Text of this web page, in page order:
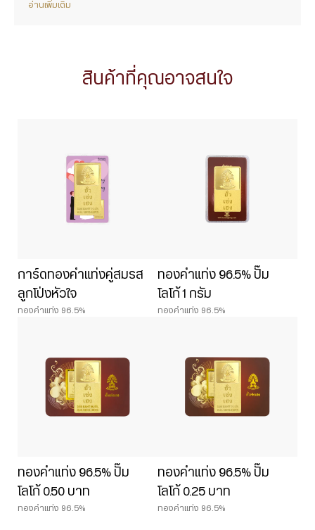
อ่านเพิ่มเติม
สินค้าที่คุณอาจสนใจ
การ์ดทองคำแท่งคู่สมรส
ลูกโป่งหัวใจ
ทองคำแท่ง 96.5%
ทองคำแท่ง 96.5% ปั๊ม
โลโก้ 1 กรัม
ทองคำแท่ง 96.5%
ทองคำแท่ง 96.5% ปั๊ม
โลโก้ 0.50 บาท
ทองคำแท่ง 96.5%
ทองคำแท่ง 96.5% ปั๊ม
โลโก้ 0.25 บาท
ทองคำแท่ง 96.5%